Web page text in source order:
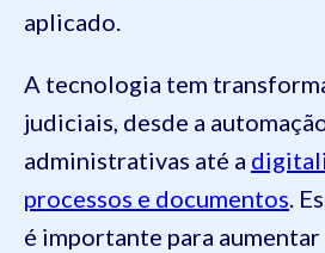
aplicado.
A tecnologia tem
judiciais, desde a
administrativas até a
processos e documentos.
é importante para